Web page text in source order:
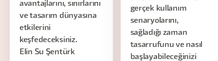
avantajlarını, sınırlarını
ve tasarım dünyasına
etkilerini
keşfedeceksiniz.
Elin Su Şentürk
gerçek kullanım
senaryolarını,
sağladığı zaman
tasarrufunu ve nasıl
başlayabileceğinizi